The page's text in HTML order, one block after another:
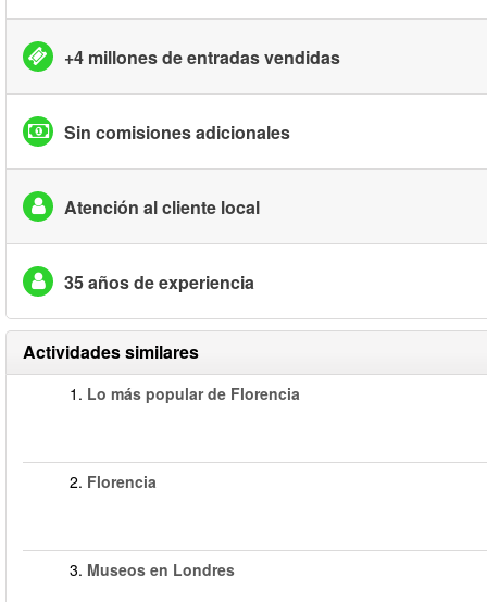
+4 millones de entradas vendidas
Sin comisiones adicionales
Atención al cliente local
35 años de experiencia
Actividades similares
1. Lo más popular de Florencia
2. Florencia
3. Museos en Londres